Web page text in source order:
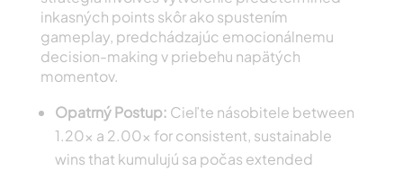
inkasných points skôr ako spustením
gameplay, predchádzajúc emocionálnemu
decision-making v priebehu napätých
momentov.
Opatrný Postup: Cieľte násobitele between
1.20x a 2.00x for consistent, sustainable
wins that kumulujú sa počas extended